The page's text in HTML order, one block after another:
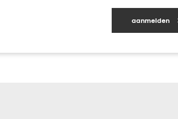
aanmelden